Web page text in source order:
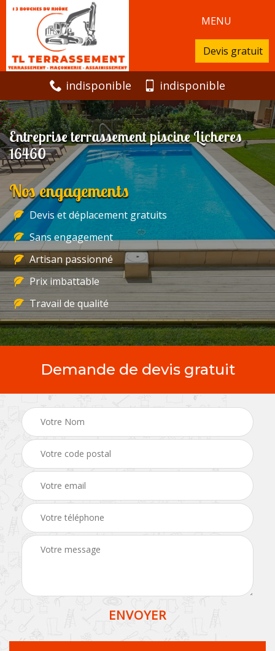
MENU
Devis gratuit
indisponible indisponible
Entreprise terrassement piscine Licheres
16460
Nos engagements
Devis et déplacement gratuits
Sans engagement
Artisan passionné
Prix imbattable
Travail de qualité
Demande de devis gratuit